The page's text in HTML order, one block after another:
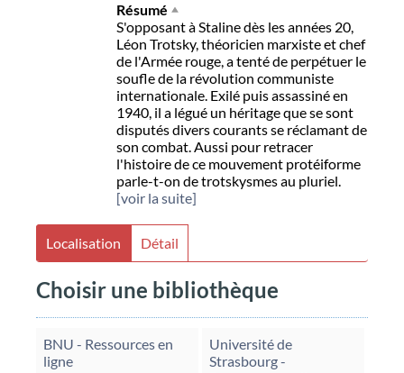
Résumé
S'opposant à Staline dès les années 20,
Léon Trotsky, théoricien marxiste et chef
de l'Armée rouge, a tenté de perpétuer le
soufle de la révolution communiste
internationale. Exilé puis assassiné en
1940, il a légué un héritage que se sont
disputés divers courants se réclamant de
son combat. Aussi pour retracer
l'histoire de ce mouvement protéiforme
parle-t-on de trotskysmes au pluriel.
[voir la suite]
Localisation Détail
Choisir une bibliothèque
BNU - Ressources en
ligne
Université de
Strasbourg -